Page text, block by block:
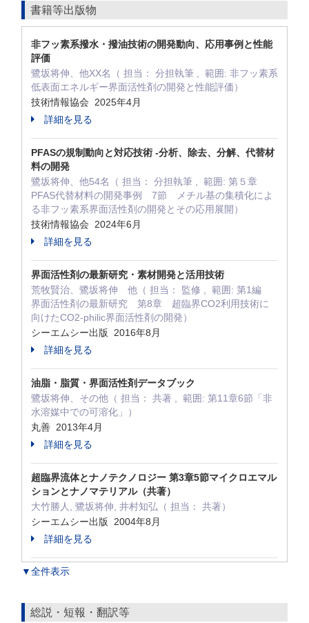
書籍等出版物
非フッ素系撥水・撥油技術の開発動向、応用事例と性能
評価
鷺坂将伸、他XX名（ 担当： 分担執筆 , 範囲: 非フッ素系
低表面エネルギー界面活性剤の開発と性能評価）
技術情報協会 2025年4月
詳細を見る
PFASの規制動向と対応技術 -分析、除去、分解、代替材
料の開発
鷺坂将伸、他54名（ 担当： 分担執筆 , 範囲: 第５章
PFAS代替材料の開発事例 7節 メチル基の集積化によ
る非フッ素系界面活性剤の開発とその応用展開）
技術情報協会 2024年6月
詳細を見る
界面活性剤の最新研究・素材開発と活用技術
荒牧賢治、鷺坂将伸 他（ 担当： 監修 , 範囲: 第1編
界面活性剤の最新研究 第8章 超臨界CO2利用技術に
向けたCO2-philic界面活性剤の開発）
シーエムシー出版 2016年8月
詳細を見る
油脂・脂質・界面活性剤データブック
鷺坂将伸、その他（ 担当： 共著 , 範囲: 第11章6節「非
水溶媒中での可溶化」）
丸善 2013年4月
詳細を見る
超臨界流体とナノテクノロジー 第3章5節マイクロエマル
ションとナノマテリアル（共著）
大竹勝人, 鷺坂将伸, 井村知弘（ 担当： 共著）
シーエムシー出版 2004年8月
詳細を見る
▼全件表示
総説・短報・翻訳等